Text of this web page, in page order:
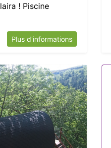
! Piscine
Plus d'informations